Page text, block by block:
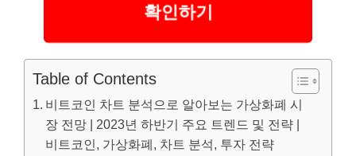
확인하기
Table of Contents
비트코인 차트 분석으로 알아보는 가상화폐 시
장 전망 | 2023년 하반기 주요 트렌드 및 전략 |
비트코인, 가상화폐, 차트 분석, 투자 전략